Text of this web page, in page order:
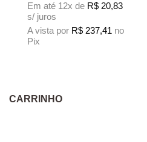
Em até 12x de R$ 20,83
s/ juros
A vista por R$ 237,41 no
Pix
CARRINHO